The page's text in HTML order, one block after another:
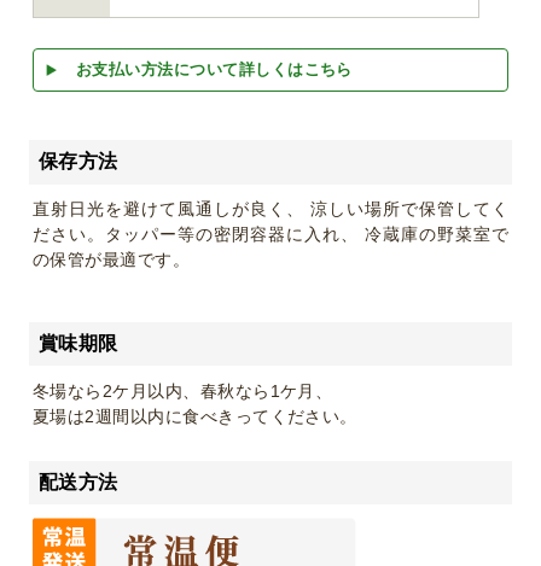
お支払い方法について詳しくはこちら
保存方法
直射日光を避けて風通しが良く、 涼しい場所で保管してく
ださい。タッパー等の密閉容器に入れ、 冷蔵庫の野菜室で
の保管が最適です。
賞味期限
冬場なら2ケ月以内、春秋なら1ケ月、
夏場は2週間以内に食べきってください。
配送方法